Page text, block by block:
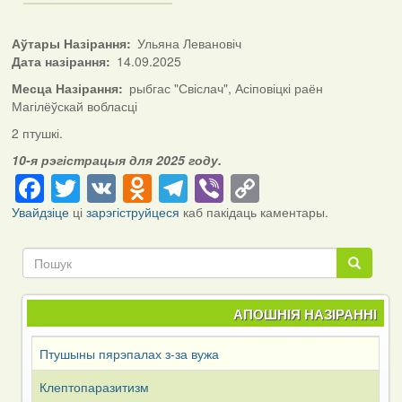
Аўтары Назірання
Ульяна Левановіч
Дата назірання
14.09.2025
Месца Назірання
рыбгас "Свіслач", Асіповіцкі раён
Магілёўскай вобласці
2 птушкі.
10-я рэгістрацыя для 2025 году.
Facebook
Twitter
VKOdnoklassniki
Telegram
ViberCopy
Link
Увайдзіцеці зарэгіструйцеся каб пакідаць каментары.
Пошук
Пошук
АПОШНІЯ НАЗІРАННІ
Птушыны пярэпалах з-за вужа
Клептопаразитизм